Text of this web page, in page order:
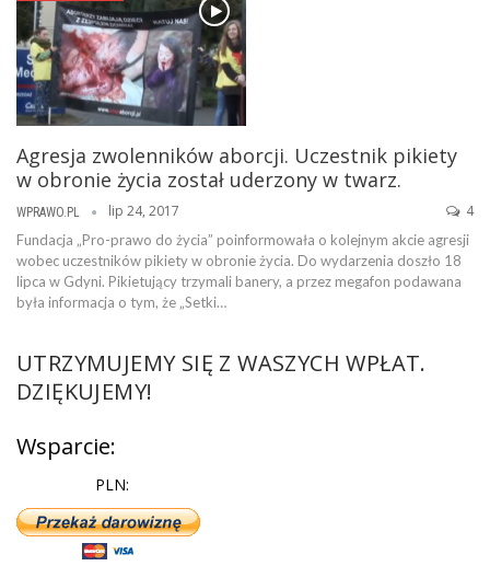
Agresja zwolenników aborcji. Uczestnik pikiety
w obronie życia został uderzony w twarz.
WPRAWO.PL lip 24, 2017 4
Fundacja „Pro-prawo do życia” poinformowała o kolejnym akcie agresji
wobec uczestników pikiety w obronie życia. Do wydarzenia doszło 18
lipca w Gdyni. Pikietujący trzymali banery, a przez megafon podawana
była informacja o tym, że „Setki…
UTRZYMUJEMY SIĘ Z WASZYCH WPŁAT.
DZIĘKUJEMY!
Wsparcie:
PLN: